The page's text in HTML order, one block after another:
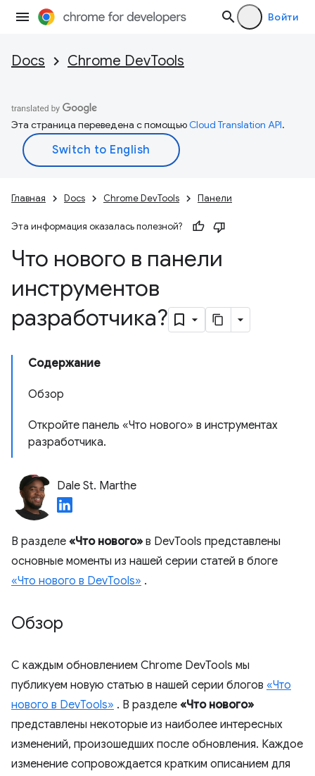
Войти
Docs Chrome DevTools
Эта страница переведена с помощьюCloud Translation API.
Главная Docs Chrome DevTools Панели
Эта информация оказалась полезной?
Что нового в панели
инструментов
разработчика?
Содержание
Обзор
Откройте панель «Что нового» в инструментах
разработчика.
Dale St. Marthe
В разделе «Что нового» в DevTools представлены
основные моменты из нашей серии статей в блоге
«Что нового в DevTools» .
Обзор
С каждым обновлением Chrome DevTools мы
публикуем новую статью в нашей серии блогов «Что
нового в DevTools» . В разделе «Что нового»
представлены некоторые из наиболее интересных
изменений, произошедших после обновления. Каждое
изменение сопровождается кратким описанием для